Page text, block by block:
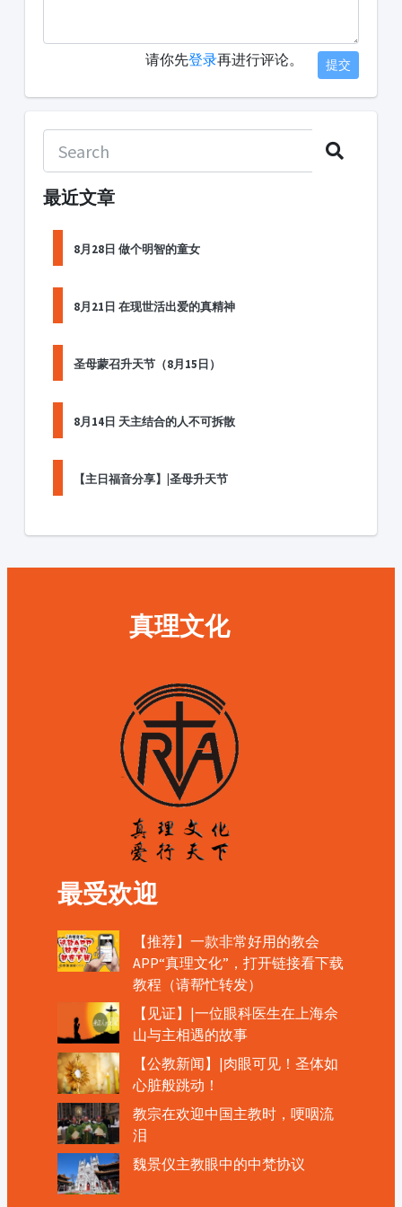
请你先登录再进行评论。 提交
最近文章
8月28日 做个明智的童女
8月21日 在现世活出爱的真精神
圣母蒙召升天节（8月15日）
8月14日 天主结合的人不可拆散
【主日福音分享】|圣母升天节
真理文化
最受欢迎
【推荐】一款非常好用的教会
APP“真理文化”，打开链接看下载
教程（请帮忙转发）
【见证】|一位眼科医生在上海佘
山与主相遇的故事
【公教新闻】|肉眼可见！圣体如
心脏般跳动！
教宗在欢迎中国主教时，哽咽流
泪
魏景仪主教眼中的中梵协议